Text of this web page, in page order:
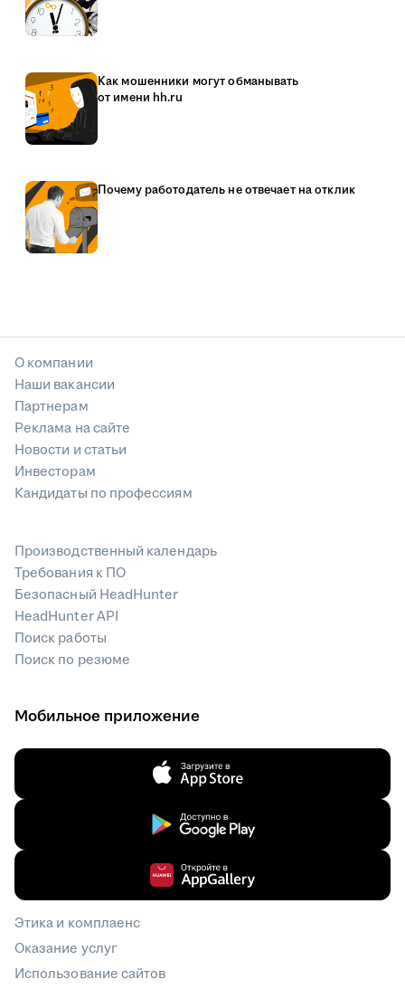
Как мошенники могут обманывать
от имени hh.ru
Почему работодатель не отвечает на отклик
О компании
Наши вакансии
Партнерам
Реклама на сайте
Новости и статьи
Инвесторам
Кандидаты по профессиям
Производственный календарь
Требования к ПО
Безопасный HeadHunter
HeadHunter API
Поиск работы
Поиск по резюме
Мобильное приложение
Этика и комплаенс
Оказание услуг
Использование сайтов